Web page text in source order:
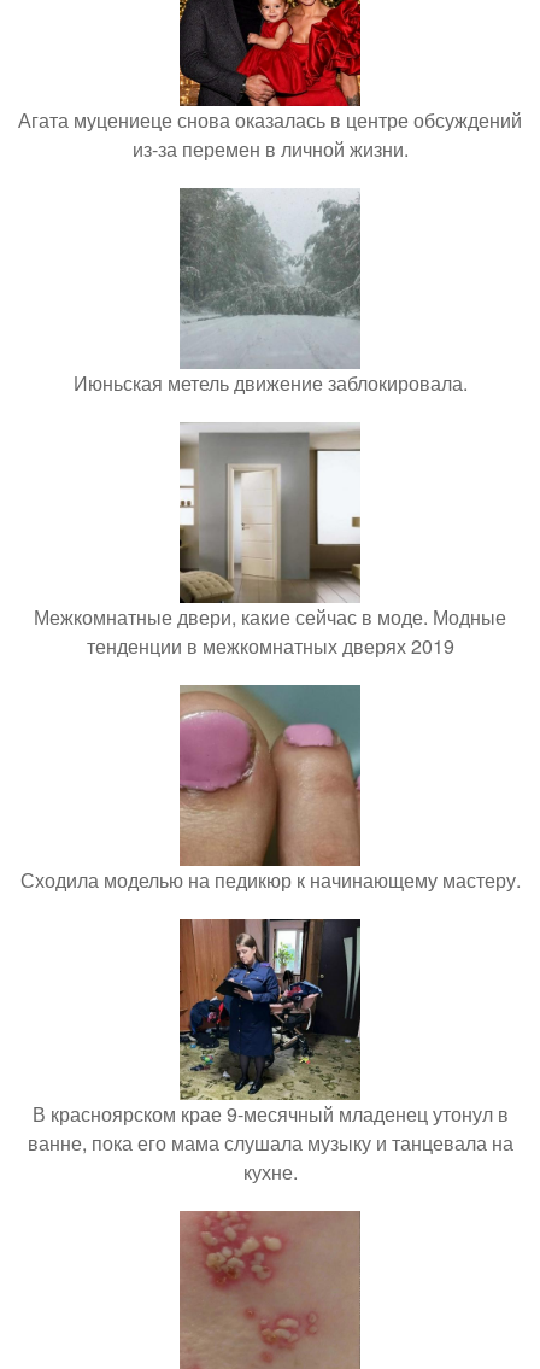
Агата муцениеце снова оказалась в центре обсуждений
из-за перемен в личной жизни.
Июньская метель движение заблокировала.
Межкомнатные двери, какие сейчас в моде. Модные
тенденции в межкомнатных дверях 2019
Сходила моделью на педикюр к начинающему мастеру.
В красноярском крае 9-месячный младенец утонул в
ванне, пока его мама слушала музыку и танцевала на
кухне.